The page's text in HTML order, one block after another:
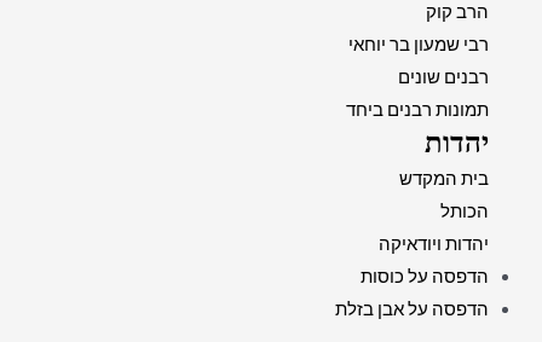
הרב קוק
רבי שמעון בר יוחאי
רבנים שונים
תמונות רבנים ביחד
יהדות
בית המקדש
הכותל
יהדות ויודאיקה
הדפסה על כוסות
הדפסה על אבן בזלת